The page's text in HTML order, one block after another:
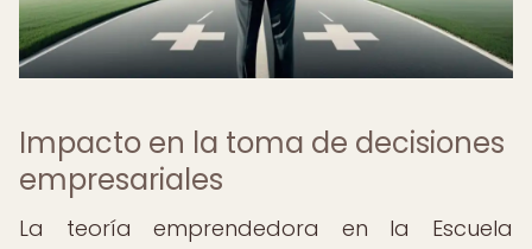
Impacto en la toma de decisiones
empresariales
La teoría emprendedora en la Escuela